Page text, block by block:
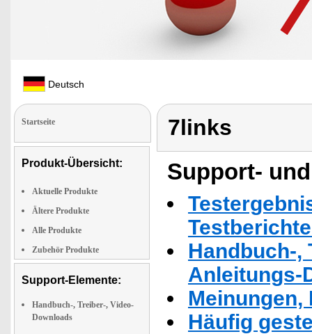
Deutsch
Startseite
Produkt-Übersicht:
Aktuelle Produkte
Ältere Produkte
Alle Produkte
Zubehör Produkte
Support-Elemente:
Handbuch-, Treiber-, Video-
Downloads
7links
Support-
Handbuch-,
Anleitungs-
Häufig